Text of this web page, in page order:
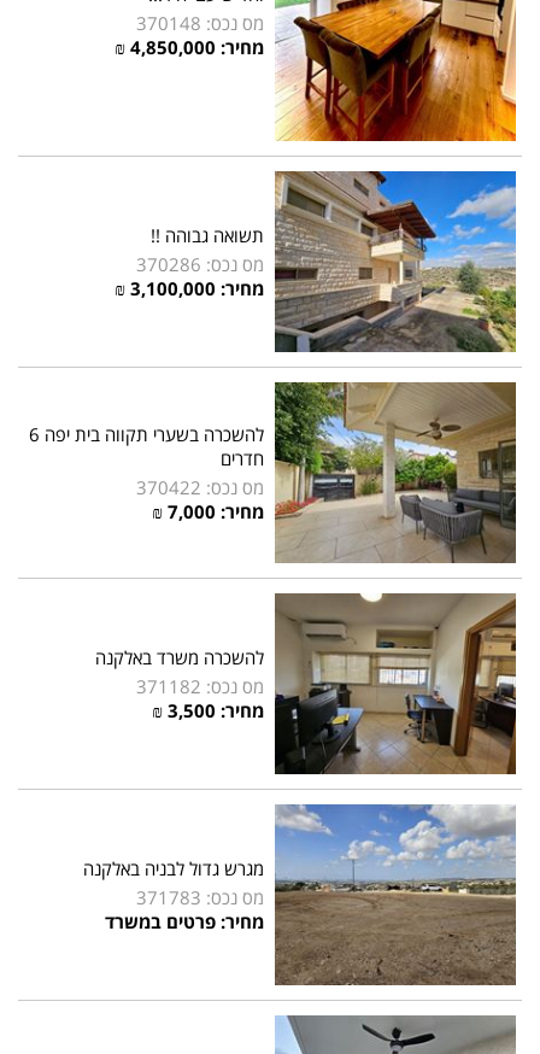
מס נכס: 370148
מחיר: 4,850,000
₪
תשואה גבוהה !!
מס נכס: 370286
מחיר: 3,100,000
₪
להשכרה בשערי תקווה בית יפה 6
חדרים
מס נכס: 370422
מחיר: 7,000
₪
להשכרה משרד באלקנה
מס נכס: 371182
מחיר: 3,500
₪
מגרש גדול לבניה באלקנה
מס נכס: 371783
מחיר: פרטים במשרד